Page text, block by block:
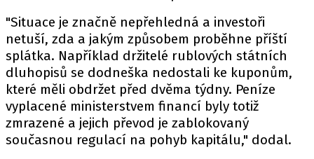
"Situace je značně nepřehledná a investoři
netuší, zda a jakým způsobem proběhne příští
splátka. Například držitelé rublových státních
dluhopisů se dodneška nedostali ke kuponům,
které měli obdržet před dvěma týdny. Peníze
vyplacené ministerstvem financí byly totiž
zmrazené a jejich převod je zablokovaný
současnou regulací na pohyb kapitálu," dodal.